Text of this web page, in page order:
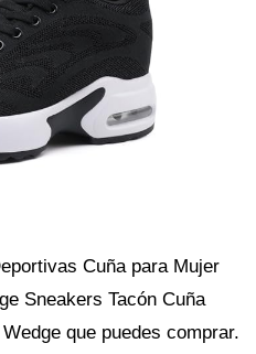
Cuña para Mujer
Sneakers Tacón Cuña
que puedes comprar.